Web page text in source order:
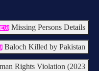
Missing Persons Details
Baloch Killed by Pakistan
Rights Violation (2023)